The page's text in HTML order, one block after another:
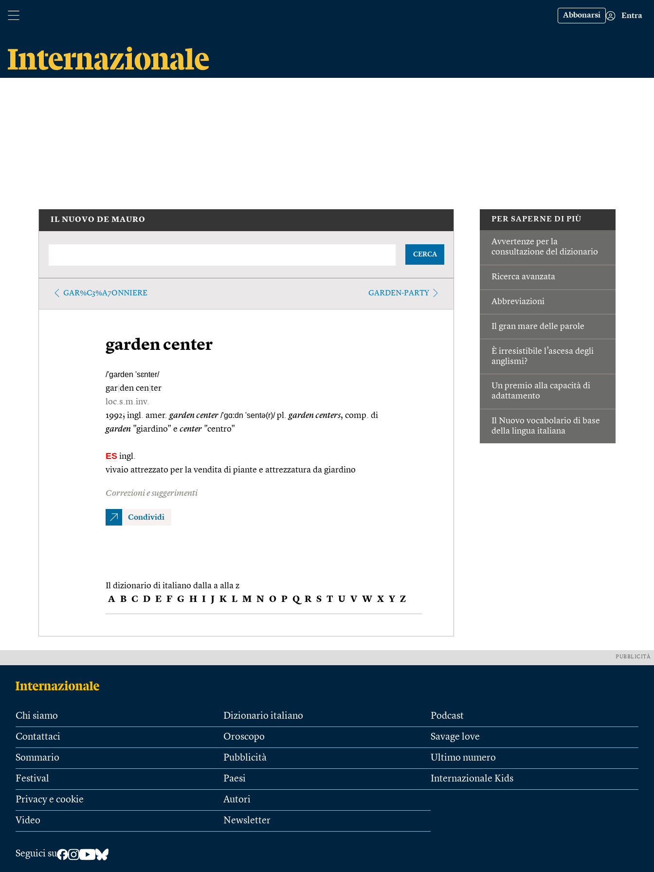
Abbonarsi Entra
PER SAPERNE DI PIÙ
Avvertenze per la
consultazione del dizionario
Ricerca avanzata
Abbreviazioni
Il gran mare delle parole
È irresistibile l’ascesa degli
anglismi?
Un premio alla capacità di
adattamento
Il Nuovo vocabolario di base
della lingua italiana
IL NUOVO DE MAURO
CERCA
GAR%C3%A7ONNIERE GARDEN-PARTY
garden center
/'garden 'sɛnter/
gar den cen ter
loc.s.m.inv.
1992; ingl. amer. garden center /'gɑ:dn 'sentə(r)/pl. garden centers, comp. di
garden "giardino" e center "centro"
ES ingl.
vivaio attrezzato per la vendita di piante e attrezzatura da giardino
Correzioni e suggerimenti
Condividi
Il dizionario di italiano dalla a alla z
A B C D E F G H I J K L M N O P Q R S T U V W X Y Z
PUBBLICITÀ
Chi siamo
Contattaci
Sommario
Festival
Privacy e cookie
Video
Dizionario italiano
Oroscopo
Pubblicità
Paesi
Autori
Newsletter
Podcast
Savage love
Ultimo numero
Internazionale Kids
Seguici su